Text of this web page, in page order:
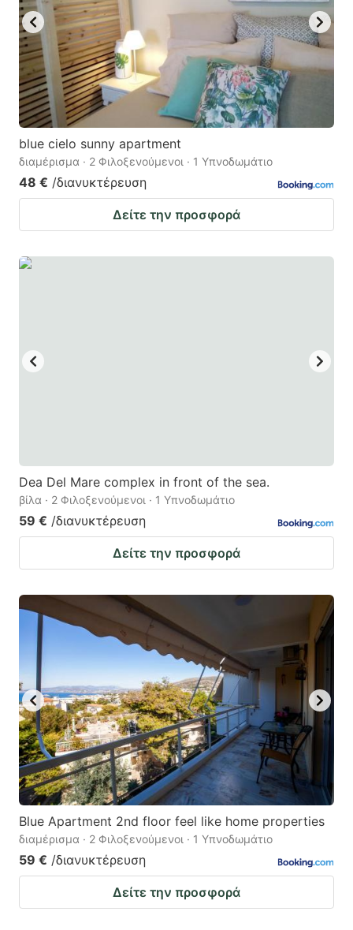
blue cielo sunny apartment
διαμέρισμα · 2 Φιλοξενούμενοι · 1 Υπνοδωμάτιο
48 € /διανυκτέρευση
Δείτε την προσφορά
Dea Del Mare complex in front of the sea.
βίλα · 2 Φιλοξενούμενοι · 1 Υπνοδωμάτιο
59 € /διανυκτέρευση
Δείτε την προσφορά
Blue Apartment 2nd floor feel like home properties
διαμέρισμα · 2 Φιλοξενούμενοι · 1 Υπνοδωμάτιο
59 € /διανυκτέρευση
Δείτε την προσφορά